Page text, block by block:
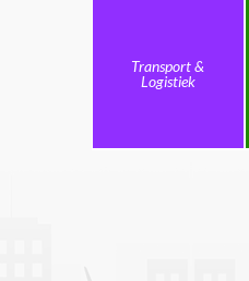
Transport &
Logistiek